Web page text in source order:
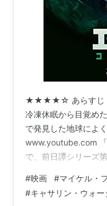
★★★★☆ あらすじ 目
冷凍休眠から目覚め
で発見した地球によ
www.youtube.com
で、前日譚シリーズ
ン」シリーズは前作
してしまうのが特徴
#映画 #マイケル・
#キャサリン・ウォー